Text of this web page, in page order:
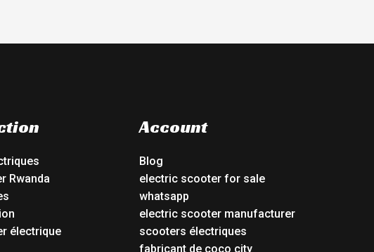
Rwanda
électrique
Account
Blog
electric scooter for sale
whatsapp
electric scooter manufacturer
scooters électriques
fabricant de coco city